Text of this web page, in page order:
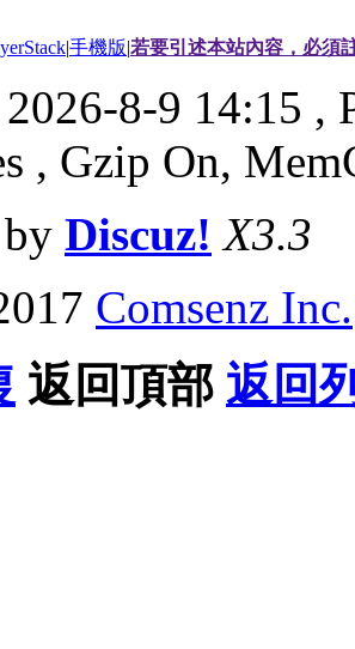
|手機版|若要引述本站內容，必須
8-9 14:15 ,
, Gzip On,
Discuz! X3.3
Comsenz Inc.
返回頂部 返回